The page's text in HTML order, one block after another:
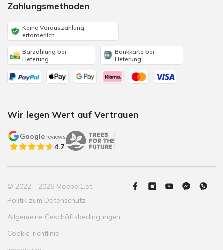
Zahlungsmethoden
Keine Vorauszahlung
erforderlich
Barzahlung bei
Lieferung
Bankkarte bei
Lieferung
Wir legen Wert auf Vertrauen
Google reviews
4.7
© 2022 - 2026 Moebel1.at
Politik zum Datenschutz
Allgemeine Geschäftsbedingungen
Cookie-richtlinie